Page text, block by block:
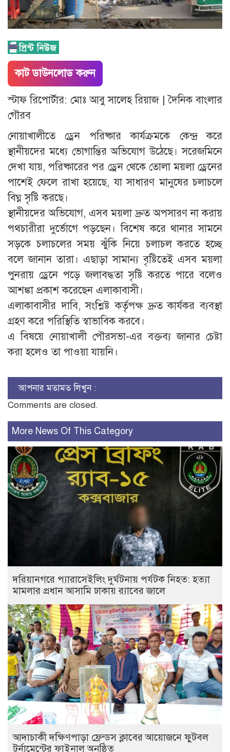
কাট ডাউনলোড করুন
স্টাফ রিপোর্টার: মোঃ আবু সালেহ রিয়াজ | দৈনিক বাংলার
গৌরব
নোয়াখালীতে ড্রেন পরিষ্কার কার্যক্রমকে কেন্দ্র করে
স্থানীয়দের মধ্যে ভোগান্তির অভিযোগ উঠেছে। সরেজমিনে
দেখা যায়, পরিষ্কারের পর ড্রেন থেকে তোলা ময়লা ড্রেনের
পাশেই ফেলে রাখা হয়েছে, যা সাধারণ মানুষের চলাচলে
বিঘ্ন সৃষ্টি করছে।
স্থানীয়দের অভিযোগ, এসব ময়লা দ্রুত অপসারণ না করায়
পথচারীরা দুর্ভোগে পড়ছেন। বিশেষ করে থানার সামনে
সড়কে চলাচলের সময় ঝুঁকি নিয়ে চলাচল করতে হচ্ছে
বলে জানান তারা। এছাড়া সামান্য বৃষ্টিতেই এসব ময়লা
পুনরায় ড্রেনে পড়ে জলাবদ্ধতা সৃষ্টি করতে পারে বলেও
আশঙ্কা প্রকাশ করেছেন এলাকাবাসী।
এলাকাবাসীর দাবি, সংশ্লিষ্ট কর্তৃপক্ষ দ্রুত কার্যকর ব্যবস্থা
গ্রহণ করে পরিস্থিতি স্বাভাবিক করবে।
এ বিষয়ে নোয়াখালী পৌরসভা-এর বক্তব্য জানার চেষ্টা
করা হলেও তা পাওয়া যায়নি।
আপনার মতামত লিখুন :
Comments are closed.
More News Of This Category
দরিয়ানগরে প্যারাসেইলিং দুর্ঘটনায় পর্যটক নিহত: হত্যা
মামলার প্রধান আসামি ঢাকায় র‌্যাবের জালে
আদাচাকী দক্ষিণপাড়া ফ্রেন্ডস ক্লাবের আয়োজনে ফুটবল
টুর্নামেন্টের ফাইনাল অনুষ্ঠিত